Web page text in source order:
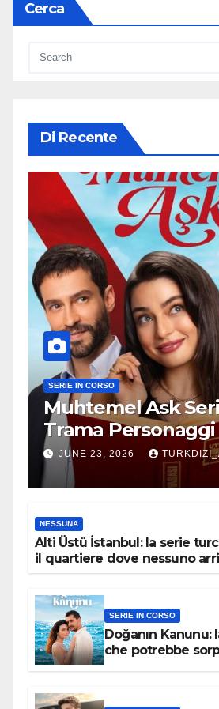
Cerca
Di Recente
SERIE IN CORSO
Muhtemel Ask
Trama Personaggi
JUNE 23, 2026
NESSUNA
Alti Üstü İstanbul: la serie
il quartiere dove nessuno
SERIE IN CORSO
Doğanın Kanunu:
che potrebbe